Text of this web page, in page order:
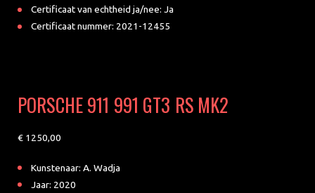
Certificaat van echtheid ja/nee: Ja
Certificaat nummer: 2021-12455
PORSCHE 911 991 GT3 RS MK2
1250
Kunstenaar: A. Wadja
Jaar: 2020